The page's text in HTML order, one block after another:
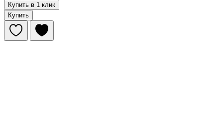
Купить в 1 клик
Купить